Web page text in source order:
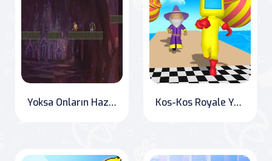
Yoksa Onların Hazinesi? - Treasure Warriors Online Kos-Kos Royale Yarışması